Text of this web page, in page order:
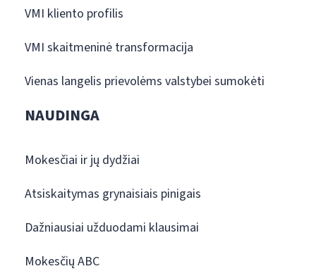
VMI kliento profilis
VMI skaitmeninė transformacija
Vienas langelis prievolėms valstybei sumokėti
NAUDINGA
Mokesčiai ir jų dydžiai
Atsiskaitymas grynaisiais pinigais
Dažniausiai užduodami klausimai
Mokesčių ABC